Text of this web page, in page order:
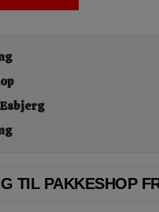
TIL PAKKESHOP